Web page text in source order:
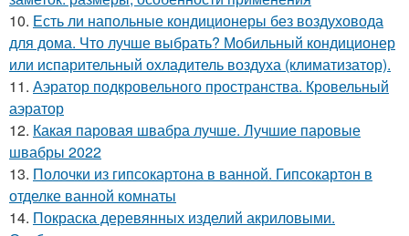
10. Есть ли напольные кондиционеры без воздуховода
для дома. Что лучше выбрать? Мобильный кондиционер
или испарительный охладитель воздуха (климатизатор).
11. Аэратор подкровельного пространства. Кровельный
аэратор
12. Какая паровая швабра лучше. Лучшие паровые
швабры 2022
13. Полочки из гипсокартона в ванной. Гипсокартон в
отделке ванной комнаты
14. Покраска деревянных изделий акриловыми.